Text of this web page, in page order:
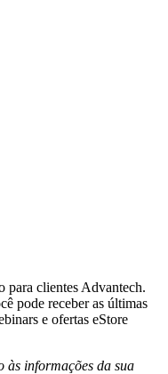
para clientes Advantech.
pode receber as últimas
e ofertas eStore
às informações da sua